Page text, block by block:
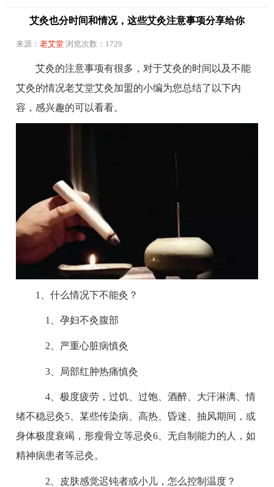
艾灸也分时间和情况，这些艾灸注意事项分享给你
来源：老艾堂 浏览次数：1729
艾灸的注意事项有很多，对于艾灸的时间以及不能
艾灸的情况老艾堂艾灸加盟的小编为您总结了以下内
容，感兴趣的可以看看。
1、什么情况下不能灸？
1、孕妇不灸腹部
2、严重心脏病慎灸
3、局部红肿热痛慎灸
4、极度疲劳，过饥、过饱、酒醉、大汗淋漓、情
绪不稳忌灸5、某些传染病、高热、昏迷、抽风期间，或
身体极度衰竭，形瘦骨立等忌灸6、无自制能力的人，如
精神病患者等忌灸。
2、皮肤感觉迟钝者或小儿，怎么控制温度？